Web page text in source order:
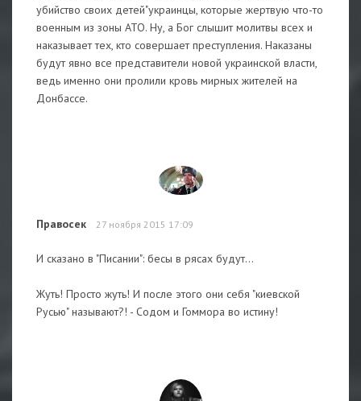
убийство своих детей"украинцы, которые жертвую что-то
военным из зоны АТО. Ну, а Бог слышит молитвы всех и
наказывает тех, кто совершает преступления. Наказаны
будут явно все представители новой украинской власти,
ведь именно они пролили кровь мирных жителей на
Донбассе.
Правосек 27 ноября 2015 17:09
И сказано в "Писании": бесы в рясах будут...
Жуть! Просто жуть! И после этого они себя "киевской
Русью" называют?! - Содом и Гоммора во истину!